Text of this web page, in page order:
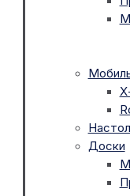
Доски